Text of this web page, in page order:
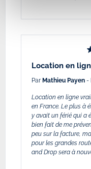
Location en
Par Mathieu Payen -
Location en ligne
en France. Le plus à
y avait un férié qui a
bien fait de me
peu sur la facture,
pour les grandes
and Drop sera à